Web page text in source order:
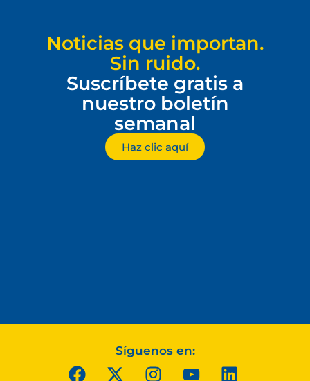
Noticias que importan.
Sin ruido.
Suscríbete gratis a
nuestro boletín
semanal
Haz clic aquí
Síguenos en: